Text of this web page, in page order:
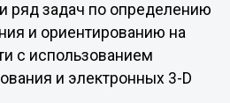
ряд задач по определению
и ориентированию на
с использованием
и электронных 3-D